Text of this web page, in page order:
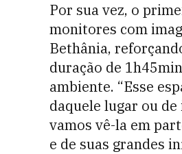
Por sua vez, o
monitores com
Bethânia,
duração de
ambiente. “Esse
daquele lugar ou
vamos vê-la em
e de suas grandes